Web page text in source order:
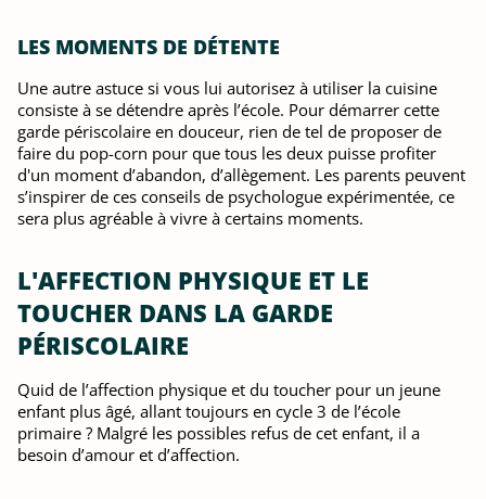
LES MOMENTS DE DÉTENTE
Une autre astuce si vous lui autorisez à utiliser la cuisine
consiste à se détendre après l’école. Pour démarrer cette
garde périscolaire en douceur, rien de tel de proposer de
faire du pop-corn pour que tous les deux puisse profiter
d'un moment d’abandon, d’allègement. Les parents peuvent
s’inspirer de ces conseils de psychologue expérimentée, ce
sera plus agréable à vivre à certains moments.
L'AFFECTION PHYSIQUE ET LE
TOUCHER DANS LA GARDE
PÉRISCOLAIRE
Quid de l’affection physique et du toucher pour un jeune
enfant plus âgé, allant toujours en cycle 3 de l’école
primaire ? Malgré les possibles refus de cet enfant, il a
besoin d’amour et d’affection.